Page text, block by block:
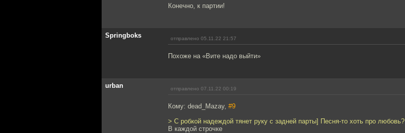
Конечно, к партии!
Springboks отправлено 05.11.22 21:57
Похоже на «Вите надо выйти»
urban отправлено 07.11.22 00:19
Кому: dead_Mazay, #9
> С робкой надеждой тянет руку с задней парты] Песня-то хоть про любовь?
В каждой строчке